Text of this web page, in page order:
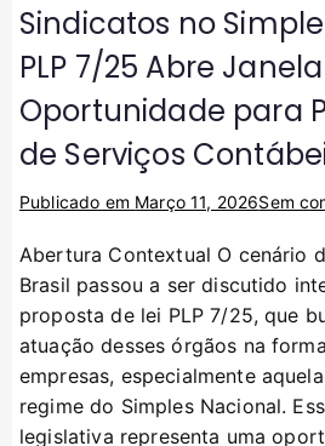
Sindicatos no
PLP 7/25 Abre
Oportunidade para
de Serviços
Publicado em Março 11, 2026Sem
Abertura Contextual O cenário
Brasil passou a ser discutido
proposta de lei PLP 7/25, que
atuação desses órgãos na
empresas, especialmente
regime do Simples Nacional.
legislativa representa uma